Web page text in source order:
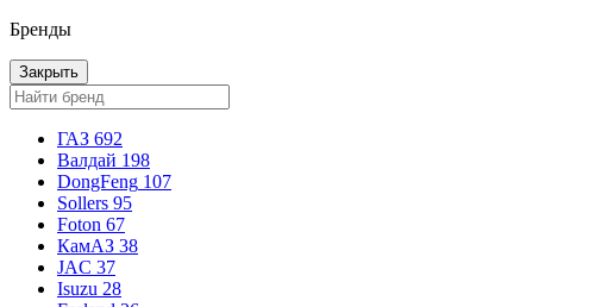
Бренды
Закрыть
ГАЗ 692
Валдай 198
DongFeng 107
Sollers 95
Foton 67
КамАЗ 38
JAC 37
Isuzu 28